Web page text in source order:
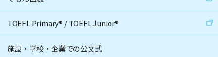
TOEFL Primary® /TOEFL Junior®
施設・学校・企業での公文式